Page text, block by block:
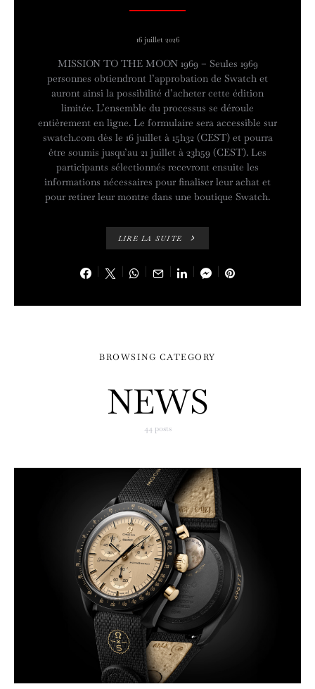
16 juillet 2026
MISSION TO THE MOON 1969 – Seules 1969
personnes obtiendront l’approbation de Swatch et
auront ainsi la possibilité d’acheter cette édition
limitée. L’ensemble du processus se déroule
entièrement en ligne. Le formulaire sera accessible sur
swatch.com dès le 16 juillet à 15h32 (CEST) et pourra
être soumis jusqu’au 21 juillet à 23h59 (CEST). Les
participants sélectionnés recevront ensuite les
informations nécessaires pour finaliser leur achat et
pour retirer leur montre dans une boutique Swatch.
LIRE LA SUITE
BROWSING CATEGORY
NEWS
44 posts